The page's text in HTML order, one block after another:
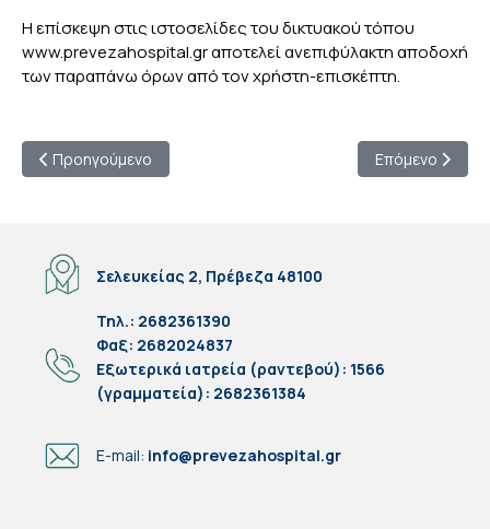
Η επίσκεψη στις ιστοσελίδες του δικτυακού τόπου
www.prevezahospital.gr αποτελεί ανεπιφύλακτη αποδοχή
των παραπάνω όρων από τον χρήστη-επισκέπτη.
Προηγούμενο άρθρο: ΠΟΛΙΤΙΚΗ COOKIES
Προηγούμενο Επόμενο
Επόμενο
Σελευκείας 2, Πρέβεζα 48100
Τηλ.: 2682361390
Φαξ: 2682024837
Eξωτερικά ιατρεία (ραντεβού): 1566
(γραμματεία): 2682361384
E-mail: info@prevezahospital.gr